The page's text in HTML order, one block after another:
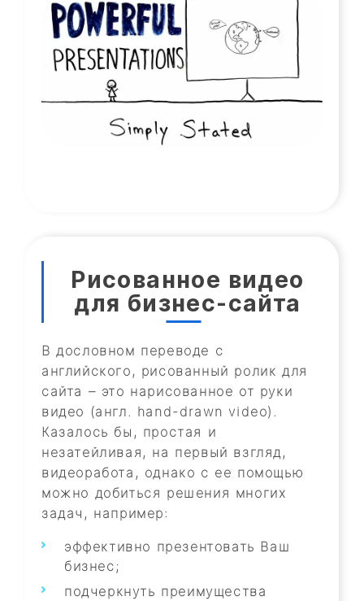
Рисованное видео
для бизнес-сайта
В дословном переводе с
английского, рисованный ролик для
сайта – это нарисованное от руки
видео (англ. hand-drawn video).
Казалось бы, простая и
незатейливая, на первый взгляд,
видеоработа, однако с ее помощью
можно добиться решения многих
задач, например:
эффективно презентовать Ваш
бизнес;
подчеркнуть преимущества